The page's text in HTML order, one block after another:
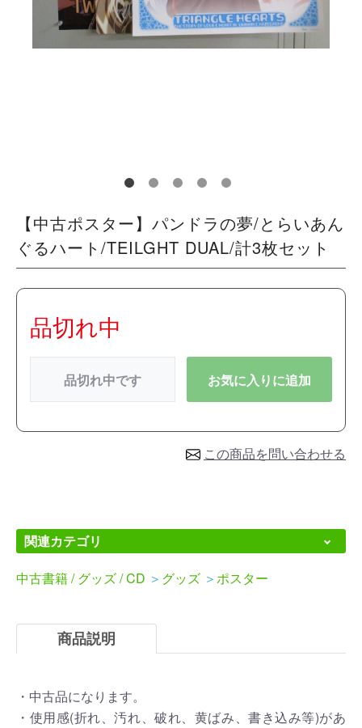
【中古ポスター】パンドラの夢/とらいあん
ぐるハート/TEILGHT DUAL/計3枚セット
品切れ中
品切れ中です お気に入りに追加
この商品を問い合わせる
関連カテゴリ
中古書籍 / グッズ / CD ＞ グッズ ＞ポスター
商品説明
・中古品になります。
・使用感(折れ、汚れ、破れ、黄ばみ、書き込み等)があ